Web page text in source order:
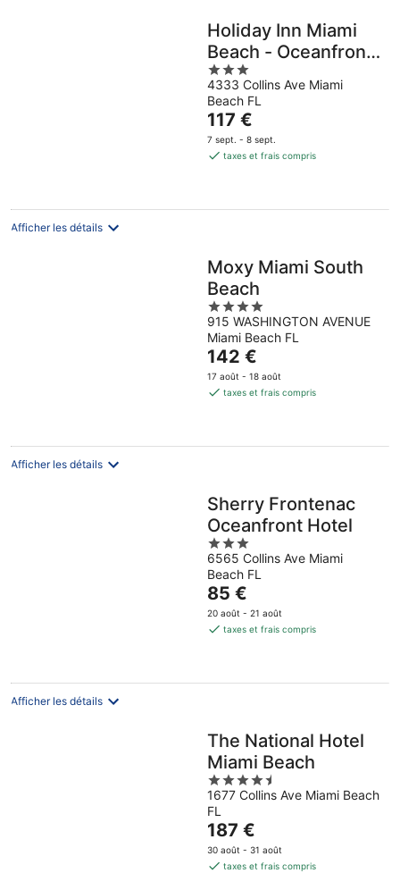
Holiday Inn Miami
Beach - Oceanfront
by IHG
3
out
of
5
4333 Collins Ave Miami
Beach FL
Le
prix
est
par
117 €
7 sept. - 8 sept.
taxes et frais compris
Afficher les détails
Moxy Miami South
Beach
4
out
of
5
915 WASHINGTON AVENUE
Miami Beach FL
Le
prix
est
par
142 €
17 août - 18 août
taxes et frais compris
Afficher les détails
Sherry Frontenac
Oceanfront Hotel
3
out
of
5
6565 Collins Ave Miami
Beach FL
Le
prix
est
par
85 €
20 août - 21 août
taxes et frais compris
Afficher les détails
The National Hotel
Miami Beach
4.5
out
of
5
1677 Collins Ave Miami Beach
FL
Le
prix
est
187 €
30 août - 31 août
taxes et frais compris